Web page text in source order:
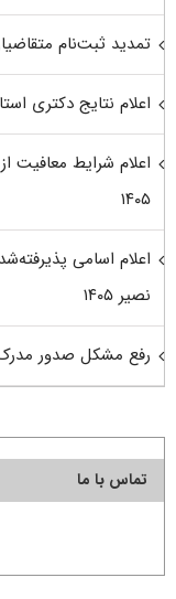
تمدید ثبت‌نام
اعلام نتایج دکتری
اعلام شرایط معافیت
۱۴۰۵
اعلام اسامی
نصیر ۱۴۰۵
رفع مشکل صدور مدرک
تماس با ما